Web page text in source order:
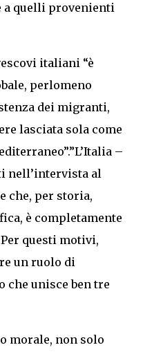
a quelli provenienti
italiani “è
perlomeno
dei migranti,
lasciata sola come
–
nell’intervista al
che, per storia,
è completamente
questi motivi,
un ruolo di
che unisce ben tre
morale, non solo